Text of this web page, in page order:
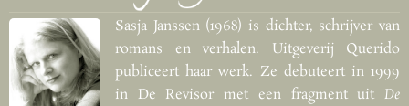
Sasja Janssen (1968) is dichter, schrijver van
romans en verhalen. Uitgeverij Querido
publiceert haar werk. Ze debuteert in 1999
in De Revisor met een fragment uit De